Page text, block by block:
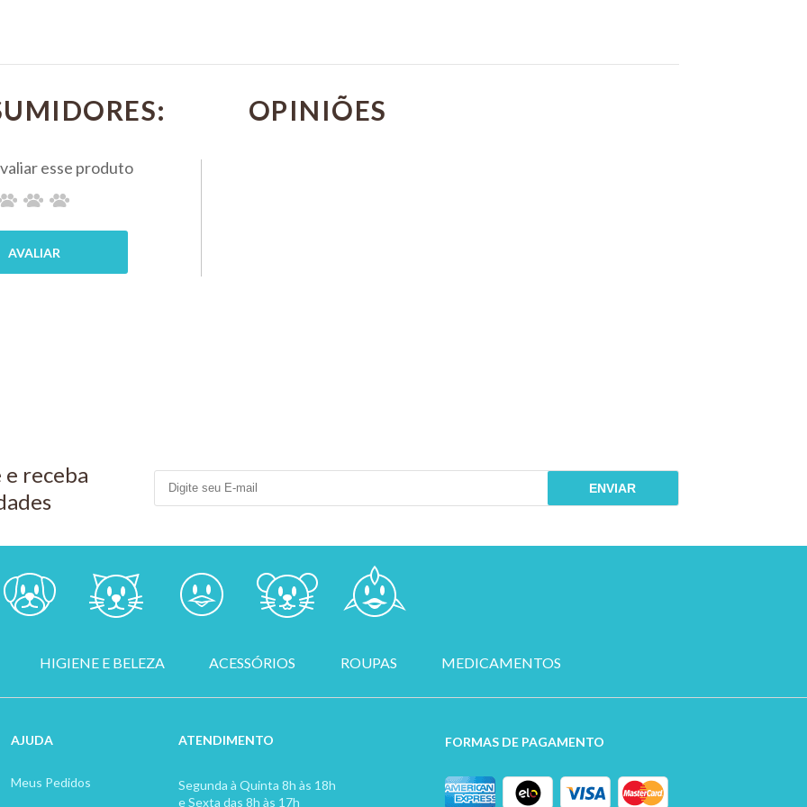
250ml-
Inovet
R$ 116,90
Inovet
Cães e
e receba
ENVIAR
HIGIENE E BELEZA ACESSÓRIOS ROUPAS MEDICAMENTOS
AJUDA
Meus Pedidos
ATENDIMENTO
Segunda à Quinta 8h às 18h
e Sexta das 8h às 17h
FORMAS DE PAGAMENTO